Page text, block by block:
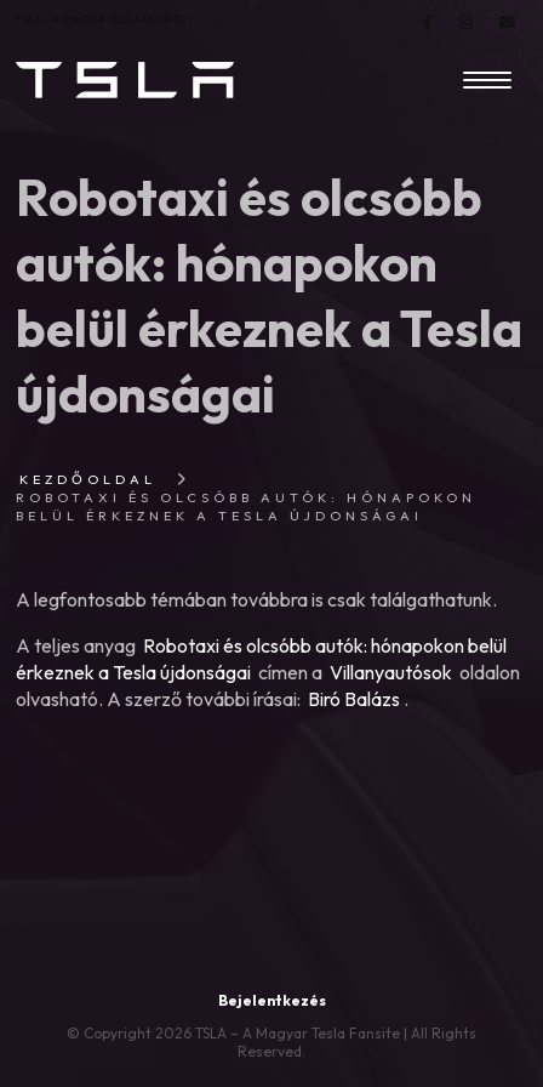
Robotaxi és olcsóbb
autók: hónapokon
belül érkeznek a Tesla
újdonságai
KEZDŐOLDAL
ROBOTAXI ÉS OLCSÓBB AUTÓK: HÓNAPOKON
BELÜL ÉRKEZNEK A TESLA ÚJDONSÁGAI
A legfontosabb témában továbbra is csak találgathatunk.
A teljes anyag Robotaxi és olcsóbb autók: hónapokon belül
érkeznek a Tesla újdonságai címen a Villanyautósok oldalon
olvasható. A szerző további írásai: Biró Balázs .
Bejelentkezés
© Copyright 2026 TSLA – A Magyar Tesla Fansite | All Rights
Reserved.